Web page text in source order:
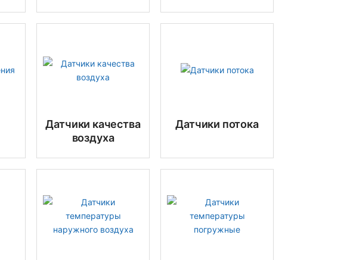
Датчики качества
воздуха
Датчики потока